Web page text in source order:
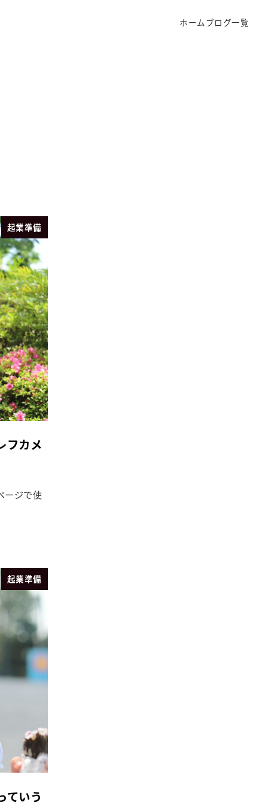
ホーム ブログ一覧
起業準備
フカメ
ージで使
起業準備
ていう